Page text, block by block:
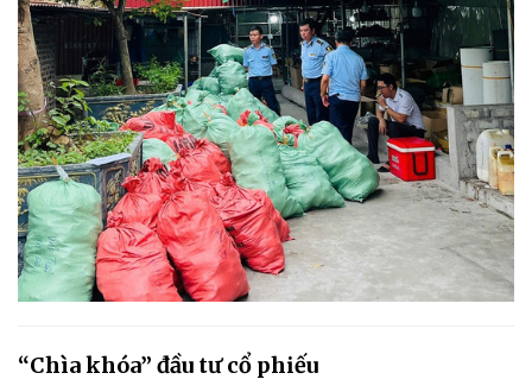
“Chìa khóa” đầu tư cổ phiếu